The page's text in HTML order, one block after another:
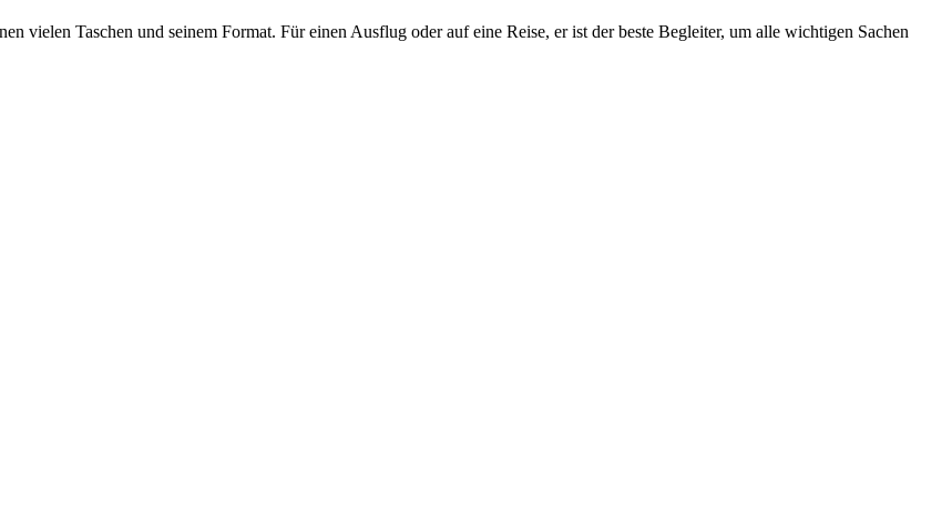
vielen Taschen und seinem Format. Für einen Ausflug oder auf eine Reise, er ist der beste Begleiter, um alle wichtigen Sachen